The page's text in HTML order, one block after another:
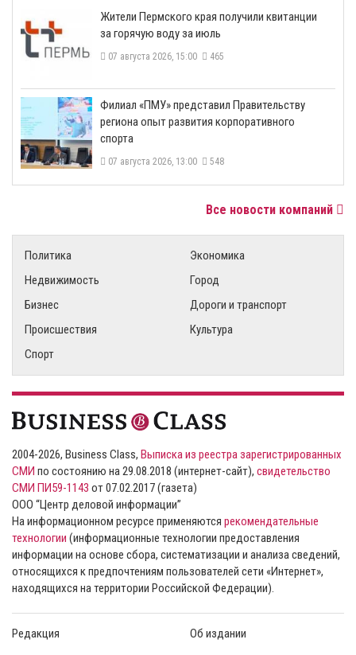
​Жители Пермского края получили квитанции
за горячую воду за июль
07 августа 2026, 15:00 465
​Филиал «ПМУ» представил Правительству
региона опыт развития корпоративного
спорта
07 августа 2026, 13:00 548
Все новости компаний
Политика
Экономика
Недвижимость
Город
Бизнес
Дороги и транспорт
Происшествия
Культура
Спорт
2004-2026, Business Class, Выписка из реестра зарегистрированных
СМИ по состоянию на 29.08.2018 (интернет-сайт), свидетельство
СМИ ПИ59-1143 от 07.02.2017 (газета)
ООО “Центр деловой информации”
На информационном ресурсе применяются рекомендательные
технологии (информационные технологии предоставления
информации на основе сбора, систематизации и анализа сведений,
относящихся к предпочтениям пользователей сети «Интернет»,
находящихся на территории Российской Федерации).
Редакция Об издании